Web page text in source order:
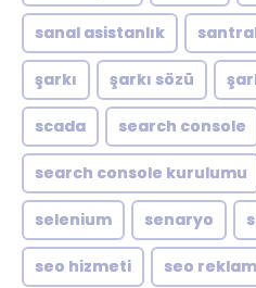
sanal asistanlık
şarkı şarkı sözü
scada search console
search console kurulumu
selenium senaryo
seo hizmeti seo reklam